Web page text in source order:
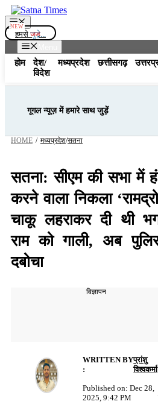
Skip
to
content
Menu
हमसे जुड़े...
होम
देश/
विदेश
मध्यप्रदेश छत्तीसगढ़
गूगल न्यूज़ में हमारे साथ जुड़ें
HOME / मध्यप्रदेश/सतना
सतना: सीएम की सभा में
करने वाला निकला
चाकू लहराकर दी थी
राम को गाली, अब
दबोचा
विज्ञापन
WRITTEN BY
:
प्रांशु
विश्वकर्मा
Published on: Dec 28,
2025, 9:42 PM